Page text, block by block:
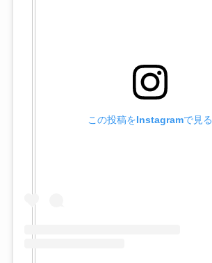
この投稿をInstagramで見る